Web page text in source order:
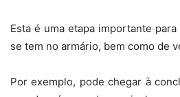
Esta é uma etapa importante
se tem no armário, bem como de
Por exemplo, pode chegar à